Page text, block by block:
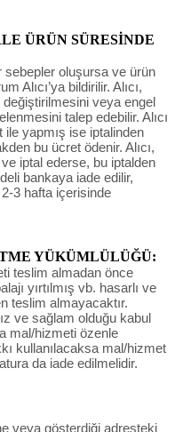
ÜRÜN SÜRESİNDE
sebepler oluşursa ve ürün
Alıcı’ya bildirilir. Alıcı,
veya engel
talep edebilir. Alıcı
yapmış ise iptalinden
bu ücret ödenir. Alıcı,
iptal ederse, bu iptalden
bankaya iade edilir,
2-3 hafta içerisinde
YÜKÜMLÜLÜĞÜ:
teslim almadan önce
yırtılmış vb. hasarlı ve
teslim almayacaktır.
ve sağlam olduğu kabul
mal/hizmeti özenle
kullanılacaksa mal/hizmet
da iade edilmelidir.
veya gösterdiği adresteki